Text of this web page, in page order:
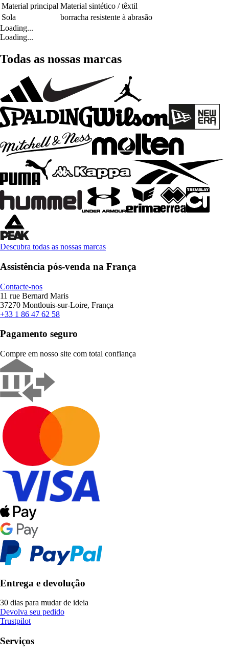
Material principal Material sintético / têxtil
Sola
borracha resistente à abrasão
Loading...
Loading...
Todas as nossas marcas
Descubra todas as nossas marcas
Assistência pós-venda na França
Contacte-nos
11 rue Bernard Maris
37270 Montlouis-sur-Loire, França
+33 1 86 47 62 58
Pagamento seguro
Compre em nosso site com total confiança
Entrega e devolução
30 dias para mudar de ideia
Devolva seu pedido
Trustpilot
Serviços